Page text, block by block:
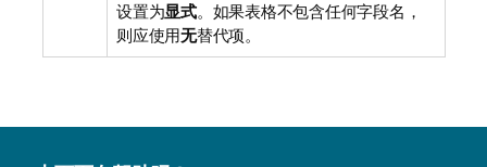
设置为显式。如果表格不包含任何字段名，
则应使用无替代项。